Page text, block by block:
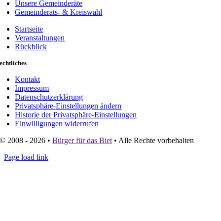
Unsere Gemeinderäte
Gemeinderats- & Kreiswahl
Startseite
Veranstaltungen
Rückblick
Kontakt
Impressum
Datenschutzerklärung
Privatsphäre-Einstellungen ändern
Historie der Privatsphäre-Einstellungen
Einwilligungen widerrufen
© 2008 - 2026 •Bürger für das Biet • Alle Rechte vorbehalten
Page load link